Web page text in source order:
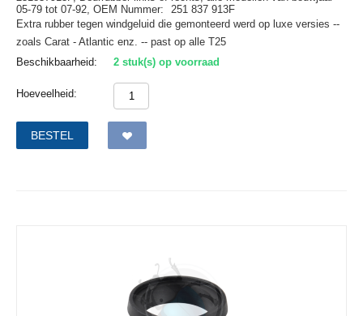
05-79 tot 07-92, OEM Nummer:
251 837 913F
Extra rubber tegen windgeluid die gemonteerd werd op luxe versies --
zoals Carat - Atlantic enz. -- past op alle T25
Beschikbaarheid:
2 stuk(s) op voorraad
Hoeveelheid:
BESTEL